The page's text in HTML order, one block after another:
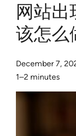
网站出
该怎么
December 7,
1–2 minutes